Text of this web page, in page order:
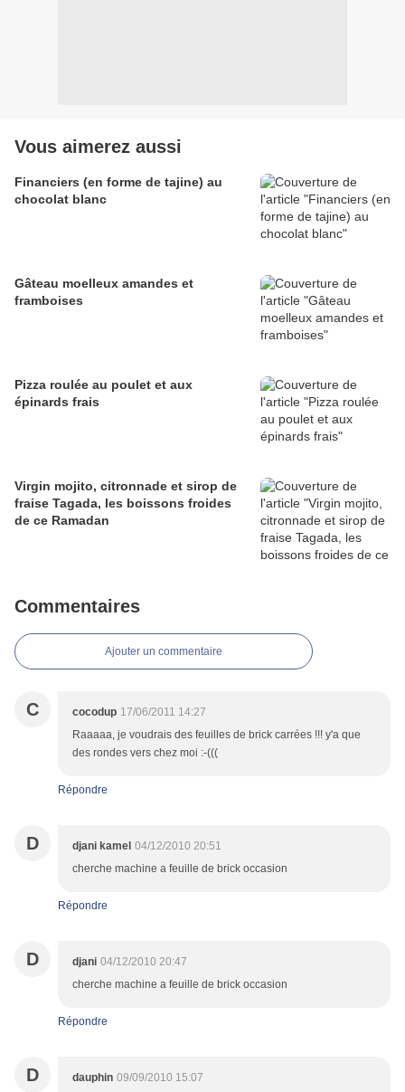
Vous aimerez aussi
Financiers (en forme de tajine) au
chocolat blanc
Gâteau moelleux amandes et
framboises
Pizza roulée au poulet et aux
épinards frais
Virgin mojito, citronnade et sirop de
fraise Tagada, les boissons froides
de ce Ramadan
Commentaires
Ajouter un commentaire
C cocodup 17/06/2011 14:27
Raaaaa, je voudrais des feuilles de brick carrées !!! y'a que
des rondes vers chez moi :-(((
Répondre
D djani kamel 04/12/2010 20:51
cherche machine a feuille de brick occasion
Répondre
D djani 04/12/2010 20:47
cherche machine a feuille de brick occasion
Répondre
D dauphin 09/09/2010 15:07